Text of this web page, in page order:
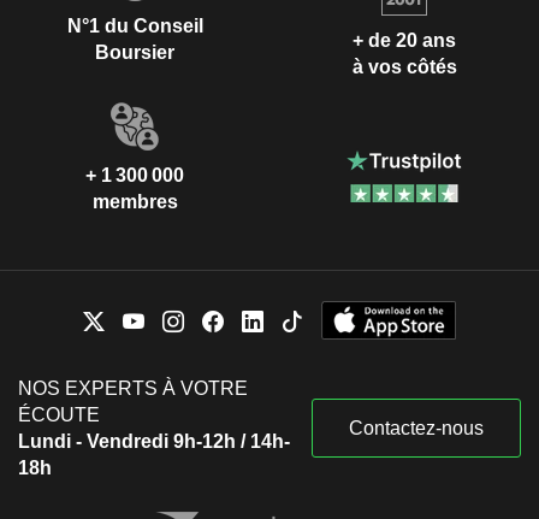
N°1 du Conseil
Boursier
+ de 20 ans
à vos côtés
+ 1 300 000
membres
NOS EXPERTS À VOTRE
ÉCOUTE
Lundi - Vendredi 9h-12h / 14h-
18h
Contactez-nous